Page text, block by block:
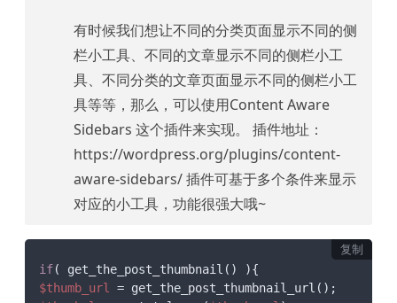
有时候我们想让不同的分类页面显示不同的侧
栏小工具、不同的文章显示不同的侧栏小工
具、不同分类的文章页面显示不同的侧栏小工
具等等，那么，可以使用Content Aware
Sidebars 这个插件来实现。 插件地址：
https://wordpress.org/plugins/content-
aware-sidebars/ 插件可基于多个条件来显示
对应的小工具，功能很强大哦~
复制
if
$thumb_url